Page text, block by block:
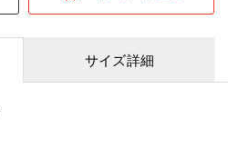
サイズ詳細